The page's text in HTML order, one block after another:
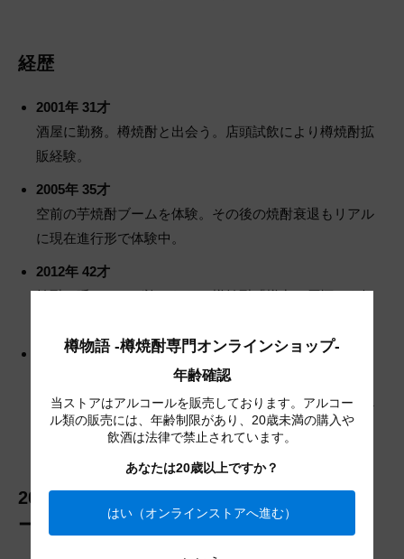
樽物語 -樽焼酎専門オンラインショップ-
年齢確認
当ストアはアルコールを販売しております。アルコー
ル類の販売には、年齢制限があり、20歳未満の購入や
飲酒は法律で禁止されています。
あなたは20歳以上ですか？
はい（オンラインストアへ進む）
経歴
2001年 31才
酒屋に勤務。樽焼酎と出会う。店頭試飲により樽焼酎拡
販経験。
2005年 35才
空前の芋焼酎ブームを体験。その後の焼酎衰退もリアル
に現在進行形で体験中。
2012年 42才
焼酎と呼ぶことが許されない樽焼酎「樽出し原酒」を知
2019年 49才
樽焼酎を本格的に学び、樽焼酎に「焼酎復権」の大いな
る可能性を感じる。と共に「樽出し原酒」が焼酎と呼べ
ない現実に疑問を覚える。
2022年 樽焼酎専門サイト「樽物語タルスト
ーリー」を立ち上げる